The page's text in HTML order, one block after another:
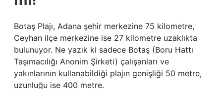
Botaş Plajı, Adana şehir merkezine 75 kilometre,
Ceyhan ilçe merkezine ise 27 kilometre uzaklıkta
bulunuyor. Ne yazık ki sadece Botaş (Boru Hattı
Taşımacılığı Anonim Şirketi) çalışanları ve
yakınlarının kullanabildiği plajın genişliği 50 metre,
uzunluğu ise 400 metre.